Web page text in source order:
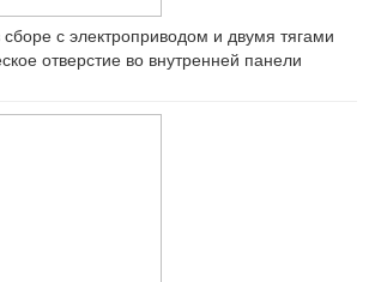
с электроприводом и двумя тягами
отверстие во внутренней панели